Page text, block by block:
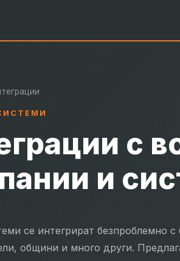
с
и
се интегрират безпроблемно с
общини и много други.